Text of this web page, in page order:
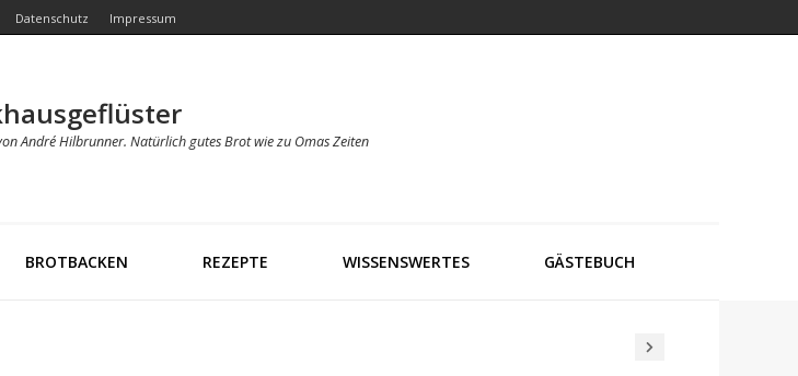
Datenschutz Impressum
André Hilbrunner. Natürlich gutes Brot wie zu Omas Zeiten
BROTBACKEN REZEPTE WISSENSWERTES GÄSTEBUCH